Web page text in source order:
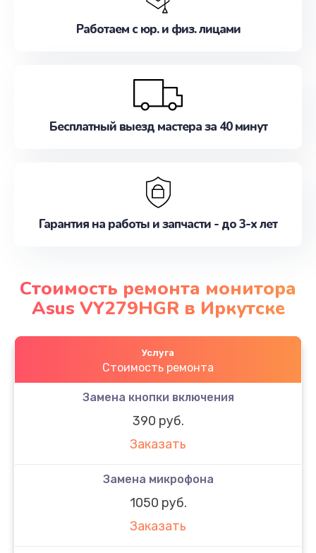
Работаем с юр. и физ. лицами
Бесплатный выезд мастера за 40 минут
Гарантия на работы и запчасти - до 3-х лет
Стоимость ремонта монитора
Asus VY279HGR в Иркутске
Услуга
Стоимость ремонта
Замена кнопки включения
390 руб.
Заказать
Замена микрофона
1050 руб.
Заказать